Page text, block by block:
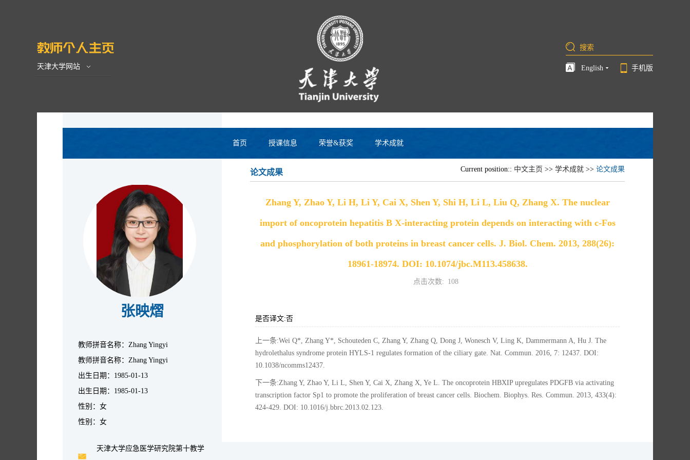
天津大学网站 English 手机版
首页 授课信息 荣誉&获奖 学术成就
张映熠
教师拼音名称：Zhang Yingyi
教师拼音名称：Zhang Yingyi
出生日期：1985-01-13
出生日期：1985-01-13
性别：女
性别：女
天津大学应急医学研究院第十教学
论文成果 Current position:: 中文主页 >> 学术成就 >> 论文成果
Zhang Y, Zhao Y, Li H, Li Y, Cai X, Shen Y, Shi H, Li L, Liu Q, Zhang X. The nuclear
import of oncoprotein hepatitis B X-interacting protein depends on interacting with c-Fos
and phosphorylation of both proteins in breast cancer cells. J. Biol. Chem. 2013, 288(26):
18961-18974. DOI: 10.1074/jbc.M113.458638.
点击次数: 108
是否译文:否
上一条:Wei Q*, Zhang Y*, Schouteden C, Zhang Y, Zhang Q, Dong J, Wonesch V, Ling K, Dammermann A, Hu J. The
hydrolethalus syndrome protein HYLS-1 regulates formation of the ciliary gate. Nat. Commun. 2016, 7: 12437. DOI:
10.1038/ncomms12437.
下一条:Zhang Y, Zhao Y, Li L, Shen Y, Cai X, Zhang X, Ye L. The oncoprotein HBXIP upregulates PDGFB via activating
transcription factor Sp1 to promote the proliferation of breast cancer cells. Biochem. Biophys. Res. Commun. 2013, 433(4):
424-429. DOI: 10.1016/j.bbrc.2013.02.123.